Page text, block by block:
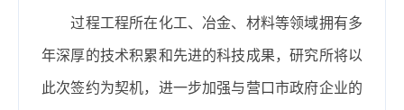
过程工程所在化工、冶金、材料等领域拥有多
年深厚的技术积累和先进的科技成果，研究所将以
此次签约为契机，进一步加强与营口市政府企业的